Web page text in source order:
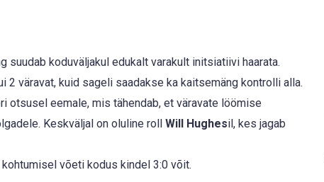
suudab koduväljakul edukalt varakult initsiatiivi haarata.
väravat, kuid sageli saadakse ka kaitsemäng kontrolli alla.
otsusel eemale, mis tähendab, et väravate löömise
Keskväljal on oluline roll Will Hughesil, kes jagab
võeti kodus kindel 3:0 võit.